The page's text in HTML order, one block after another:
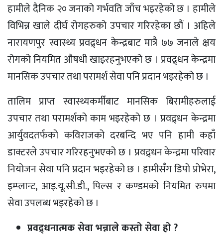
हामीले दैनिक २० जनाको गर्भवति जाँच भइरहेको छ । हामीले
विभिन्न खाले दीर्घ रोगहरुको उपचार गरिरहेका छौं । अहिले
नारायणपुर स्वास्थ्य प्रवद्र्धन केन्द्रबाट मात्रै ७७ जनाले क्षय
रोगको नियमित औषधी खाइरहनुभएको छ । प्रवद्र्धन केन्द्रमा
मानसिक उपचार तथा परामर्श सेवा पनि प्रदान भइरहेको छ ।
तालिम प्राप्त स्वास्थ्यकर्मीबाट मानसिक बिरामीहरुलाई
उपचार तथा परामर्शको काम भइरहेको छ । प्रवद्र्धन केन्द्रमा
आर्युवदतर्फको कविराजको दरबन्दि भए पनि हामी कहाँ
डाक्टरले उपचार गरिरहनुभएको छ । प्रवद्र्धन केन्द्रमा परिवार
नियोजन सेवा पनि प्रदान भइरहेको छ । हामीसँग डिपो प्रोभेरा,
इम्प्लान्ट, आइ.यू.सी.डी., पिल्स र कण्डमको नियमित रुपमा
सेवा उपलब्ध भइरहेको छ ।
प्रवद्र्धनात्मक सेवा भन्नाले कस्तो सेवा हो ?